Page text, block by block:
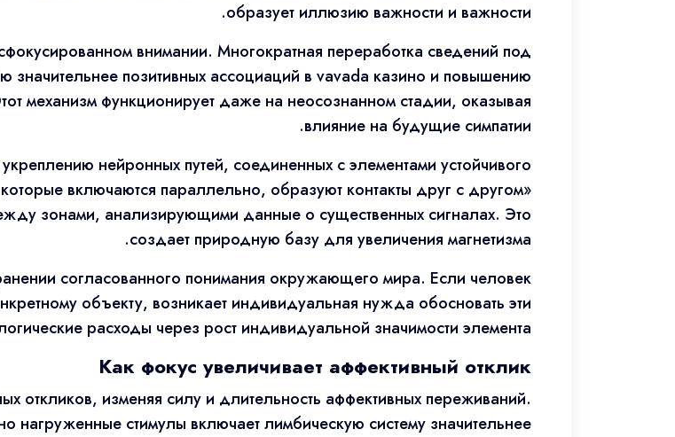
образует иллюзию важности и важности.
внимании. Многократная переработка сведений под
значительнее позитивных ассоциаций в vavada казино и повышению
механизм функционирует даже на неосознанном стадии, оказывая
влияние на будущие симпатии.
нейронных путей, соединенных с элементами устойчивого
включаются параллельно, образуют контакты друг с другом»
зонами, анализирующими данные о существенных сигналах. Это
создает природную базу для увеличения магнетизма.
согласованного понимания окружающего мира. Если человек
объекту, возникает индивидуальная нужда обосновать эти
расходы через рост индивидуальной значимости элемента.
Как фокус увеличивает аффективный отклик
откликов, изменяя силу и длительность аффективных переживаний.
нагруженные стимулы включает лимбическую систему значительнее